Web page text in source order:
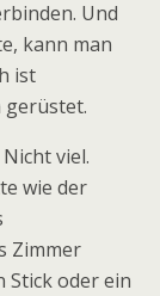
Und
kann man
ist
gerüstet.
viel.
wie der
Zimmer
Stick oder ein